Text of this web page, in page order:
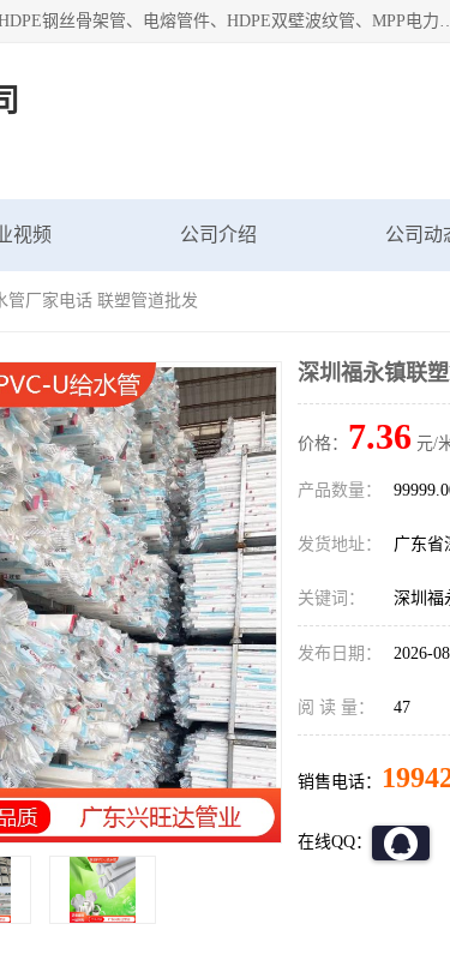
深圳市鑫润通管业有限公司专业生产批发：HDPE管材、热熔管件、HDPE钢丝骨架管、电熔管件、HDPE双壁波纹管、MPP电力管、井盖、PVC管材管件、PPR管材管件等；公
视频 公司介绍 公司动
管厂家电话 联塑管道批发
深圳福永镇联
价格： 7.36 元/
产品数量：
发货地址： 广东省
关键词： 深圳福
发布日期： 2026-
阅 读 量： 47
销售电话：
在线QQ：